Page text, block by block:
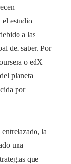
el estudio
a las
del saber. Por
o edX
planeta
por
la
una
que